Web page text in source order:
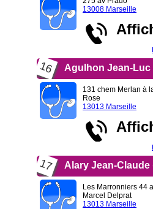
13008 Marseille
16 Agulhon Jean-Luc
131 chem Merlan à
Rose
13013 Marseille
17 Alary Jean-Claude
Les Marronniers 44
Marcel Delprat
13013 Marseille